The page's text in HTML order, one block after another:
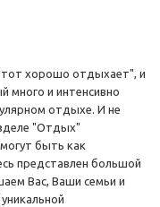
хорошо отдыхает", и
много и интенсивно
отдыхе. И не
"Отдых"
быть как
представлен большой
Вас, Ваши семьи и